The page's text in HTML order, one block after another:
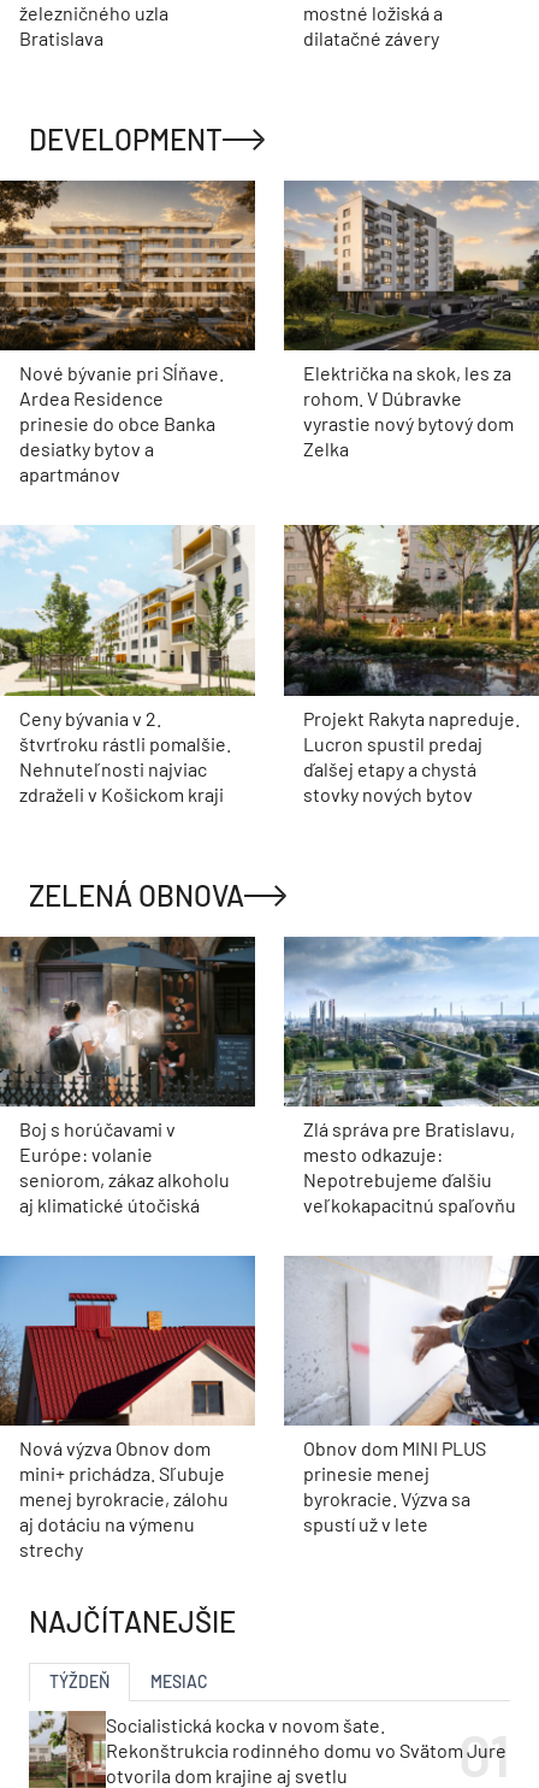
železničného uzla
Bratislava
mostné ložiská a
dilatačné závery
DEVELOPMENT
Nové bývanie pri Sĺňave.
Ardea Residence
prinesie do obce Banka
desiatky bytov a
apartmánov
Električka na skok, les za
rohom. V Dúbravke
vyrastie nový bytový dom
Zelka
Ceny bývania v 2.
štvrťroku rástli pomalšie.
Nehnuteľnosti najviac
zdraželi v Košickom kraji
Projekt Rakyta napreduje.
Lucron spustil predaj
ďalšej etapy a chystá
stovky nových bytov
ZELENÁ OBNOVA
Boj s horúčavami v
Európe: volanie
seniorom, zákaz alkoholu
aj klimatické útočiská
Zlá správa pre Bratislavu,
mesto odkazuje:
Nepotrebujeme ďalšiu
veľkokapacitnú spaľovňu
Nová výzva Obnov dom
mini+ prichádza. Sľubuje
menej byrokracie, zálohu
aj dotáciu na výmenu
strechy
Obnov dom MINI PLUS
prinesie menej
byrokracie. Výzva sa
spustí už v lete
NAJČÍTANEJŠIE
TÝŽDEŇ MESIAC
Socialistická kocka v novom šate.
Rekonštrukcia rodinného domu vo Svätom Jure
otvorila dom krajine aj svetlu